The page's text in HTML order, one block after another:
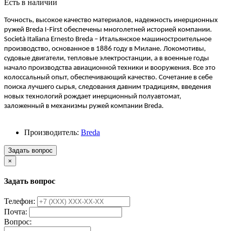
Есть в наличии
Точность, высокое качество материалов, надежность инерционных
ружей Breda I-First обеспечены многолетней историей компании.
Società Italiana Ernesto Breda – Итальянское машиностроительное
производство, основанное в 1886 году в Милане. Локомотивы,
судовые двигатели, тепловые электростанции, а в военные годы
начало производства авиационной техники и вооружения. Все это
колоссальный опыт, обеспечивающий качество. Сочетание в себе
поиска лучшего сырья, следования давним традициям, введения
новых технологий рождает инерционный полуавтомат,
заложенный в механизмы ружей компании Breda.
Производитель: Breda
Задать вопрос
×
Задать вопрос
Телефон:
Почта:
Вопрос: